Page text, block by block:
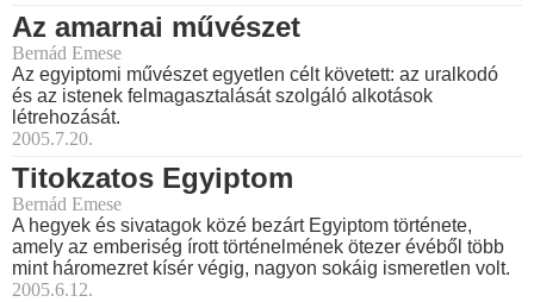
Az amarnai művészet
Bernád Emese
Az egyiptomi művészet egyetlen célt követett: az uralkodó
és az istenek felmagasztalását szolgáló alkotások
létrehozását.
2005.7.20.
Titokzatos Egyiptom
Bernád Emese
A hegyek és sivatagok közé bezárt Egyiptom története,
amely az emberiség írott történelmének ötezer évéből több
mint háromezret kísér végig, nagyon sokáig ismeretlen volt.
2005.6.12.